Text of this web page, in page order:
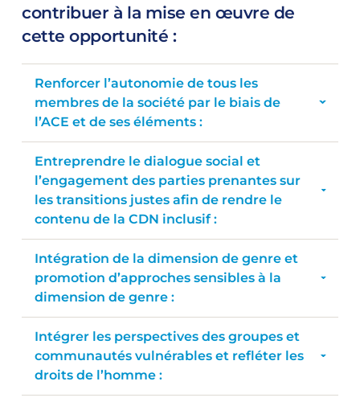
contribuer à la mise en œuvre de
cette opportunité :
Renforcer l’autonomie de tous les
membres de la société par le biais de
l’ACE et de ses éléments :
Entreprendre le dialogue social et
l’engagement des parties prenantes sur
les transitions justes afin de rendre le
contenu de la CDN inclusif :
Intégration de la dimension de genre et
promotion d’approches sensibles à la
dimension de genre :
Intégrer les perspectives des groupes et
communautés vulnérables et refléter les
droits de l’homme :